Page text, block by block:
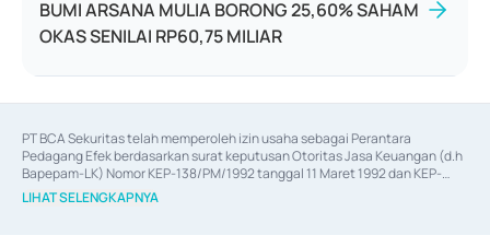
BUMI ARSANA MULIA BORONG 25,60% SAHAM
OKAS SENILAI RP60,75 MILIAR
PT BCA Sekuritas telah memperoleh izin usaha sebagai Perantara
Pedagang Efek berdasarkan surat keputusan Otoritas Jasa Keuangan (d.h
Bapepam-LK) Nomor KEP-138/PM/1992 tanggal 11 Maret 1992 dan KEP-
06/D.04/2014 tanggal 28 Februari 2014, izin usaha sebagai Penjamin Emisi
Efek berdasarkan surat keputusan Otoritas Jasa Keuangan Nomor KEP-
LIHAT SELENGKAPNYA